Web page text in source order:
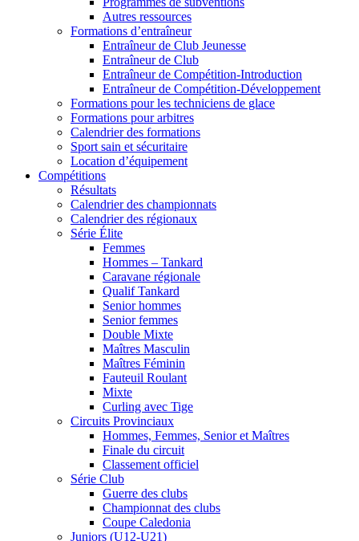
Autres ressources
Formations d’entraîneur
Entraîneur de Club Jeunesse
Entraîneur de Club
Entraîneur de Compétition-Introduction
Entraîneur de Compétition-Développement
Formations pour les techniciens de glace
Formations pour arbitres
Calendrier des formations
Sport sain et sécuritaire
Location d’équipement
Compétitions
Résultats
Calendrier des championnats
Calendrier des régionaux
Série Élite
Femmes
Hommes – Tankard
Caravane régionale
Qualif Tankard
Senior hommes
Senior femmes
Double Mixte
Maîtres Masculin
Maîtres Féminin
Fauteuil Roulant
Mixte
Curling avec Tige
Circuits Provinciaux
Hommes, Femmes, Senior et Maîtres
Finale du circuit
Classement officiel
Série Club
Guerre des clubs
Championnat des clubs
Coupe Caledonia
Juniors (U12-U21)